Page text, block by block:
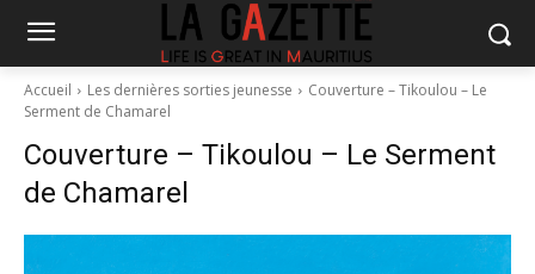
Accueil Les dernières sorties jeunesse
Couverture – Tikoulou – Le
Serment de Chamarel
Couverture – Tikoulou – Le Serment
de Chamarel